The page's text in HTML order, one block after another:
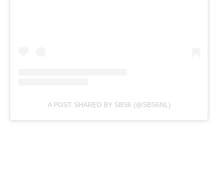
A POST SHARED BY SBS6 (@SBS6NL)